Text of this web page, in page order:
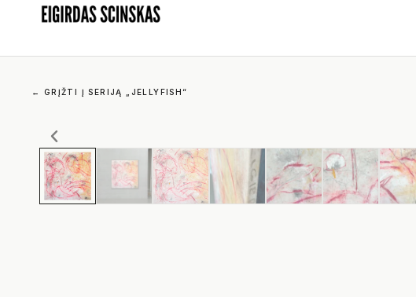
← GRĮŽTI Į SERIJĄ „JELLYFISH“